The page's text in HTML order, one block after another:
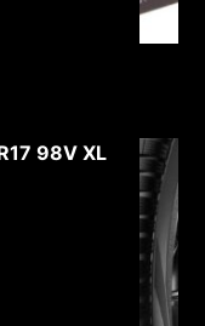
98V XL